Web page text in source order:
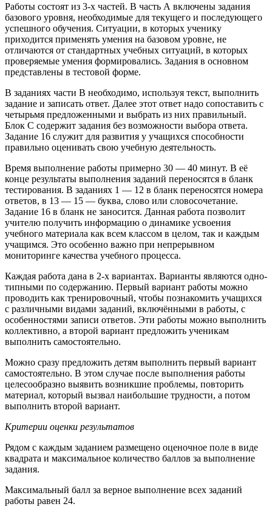
Работы состоят из 3-х частей. В часть А включены задания
базо­вого уровня, необходимые для текущего и последующего
успешного обучения. Ситуации, в которых ученику
приходится применять умения на базовом уровне, не
отличаются от стандартных учебных ситуаций, в которых
проверяемые умения формировались. Задания в основном
представлены в тестовой форме.
В заданиях части В необходимо, используя текст, выполнить
зада­ние и записать ответ. Далее этот ответ надо сопоставить с
четырьмя предложенными и выбрать из них правильный.
Блок С содержит за­дания без возможности выбора ответа.
Задание 16 служит для раз­вития у учащихся способности
правильно оценивать свою учебную де­ятельность.
Время выполнение работы примерно 30 — 40 минут. В её
конце ре­зультаты выполнения заданий переносятся в бланк
тестирования. В за­даниях 1 — 12 в бланк переносятся номера
ответов, в 13 — 15 — буква, слово или словосочетание.
Задание 16 в бланк не заносится. Данная работа позволит
учителю получить информацию о динамике усвоения
учебного материала как всем классом в целом, так и каждым
уча­щимся. Это особенно важно при непрерывном
мониторинге качества учебного процесса.
Каждая работа дана в 2-х вариантах. Варианты являются одно­
типными по содержанию. Первый вариант работы можно
проводить как тренировочный, чтобы познакомить учащихся
с различными вида­ми заданий, включёнными в работы, с
особенностями записи ответов. Эти работы можно выполнить
коллективно, а второй вариант предло­жить ученикам
выполнить самостоятельно.
Можно сразу предложить детям выполнить первый вариант
самосто­ятельно. В этом случае после выполнения работы
целесообразно вы­явить возникшие проблемы, повторить
материал, который вызвал наи­большие трудности, а потом
выполнить второй вариант.
Критерии оценки результатов
Рядом с каждым заданием размещено оценочное поле в виде
квад­рата и максимальное количество баллов за выполнение
задания.
Максимальный балл за верное выполнение всех заданий
работы ра­вен 24.